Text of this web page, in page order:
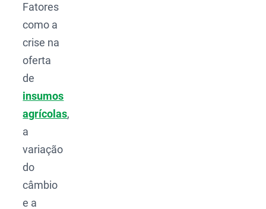
Fatores
como a
crise na
oferta
de
insumos
agrícolas,
a
variação
do
câmbio
e a